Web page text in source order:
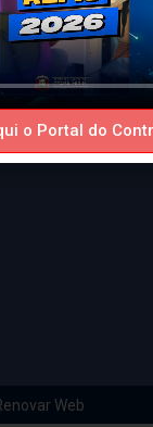
Web
o Portal do